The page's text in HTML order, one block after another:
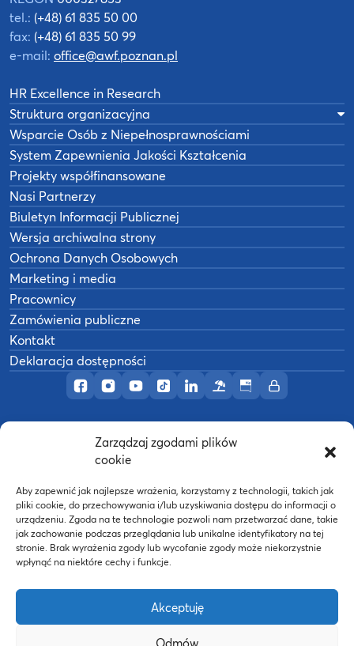
Zarządzaj zgodami plików
cookie
Aby zapewnić jak najlepsze wrażenia, korzystamy z technologii, takich jak
pliki cookie, do przechowywania i/lub uzyskiwania dostępu do informacji o
urządzeniu. Zgoda na te technologie pozwoli nam przetwarzać dane, takie
jak zachowanie podczas przeglądania lub unikalne identyfikatory na tej
stronie. Brak wyrażenia zgody lub wycofanie zgody może niekorzystnie
wpłynąć na niektóre cechy i funkcje.
Akceptuję
Odmów
Profil AWF Poznań w serwisie Facebook
Profil AWF Poznań w serwisie Instagram
Profil AWF Poznań w serwisie YouTube
Profil AWF Poznań w serwisie
Profil AWF Poznań w
OśrodekBiuletynIntranet
tel.: (+48) 61 835 50 00
fax: (+48) 61 835 50 99
e-mail: office@awf.poznan.pl
HR Excellence in Research
Struktura organizacyjna
Wsparcie Osób z Niepełnosprawnościami
System Zapewnienia Jakości Kształcenia
Projekty współfinansowane
Nasi Partnerzy
Biuletyn Informacji Publicznej
Wersja archiwalna strony
Ochrona Danych Osobowych
Marketing i media
Pracownicy
Zamówienia publiczne
Kontakt
Deklaracja dostępności
Akademia Wychowania Fizycznego w
Wykonanie:nFinity.pl